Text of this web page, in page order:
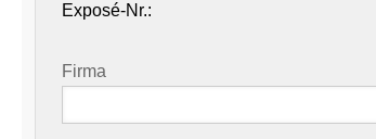
Exposé-Nr.:
Firma